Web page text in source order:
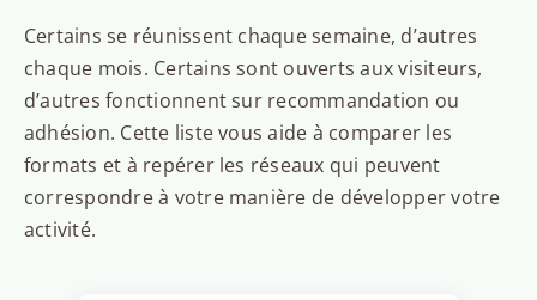
Certains se réunissent chaque semaine, d’autres
chaque mois. Certains sont ouverts aux visiteurs,
d’autres fonctionnent sur recommandation ou
adhésion. Cette liste vous aide à comparer les
formats et à repérer les réseaux qui peuvent
correspondre à votre manière de développer votre
activité.